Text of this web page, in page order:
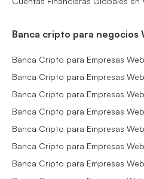
Banca cripto para negocios
Banca Cripto para Empresas
Banca Cripto para Empresas
Banca Cripto para Empresas
Banca Cripto para Empresas
Banca Cripto para Empresas
Banca Cripto para Empresas
Banca Cripto para Empresas